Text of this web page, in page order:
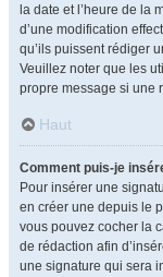
la date et l’heure de la
d’une modification
qu’ils puissent rédiger
Veuillez noter que les
propre message si une
Haut
Comment puis-je
Pour insérer une
en créer une depuis le
vous pouvez cocher la
de rédaction afin
une signature qui sera